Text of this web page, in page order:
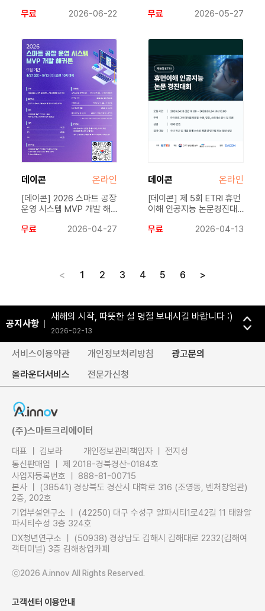
2026-06-22
무료
2026-05-27
무료
데이콘 온라인
[데이콘] 2026 스마트 공장
운영 시스템 MVP 개발 해
2026-04-27
무료
데이콘 온라인
[데이콘] 제 5회 ETRI 휴먼
이해 인공지능 논문경진대
2026-04-13
무료
< 1 2 3 4 5 6 >
공지사항
‘굿-Job.Ai’ 전면 개편 및 공식 런칭 안내
새해의 시작, 따뜻한 설 명절 보내시길 바랍니다 :)
2026-02-13
2026년, 병오년(丙午年) 새해 복 많이 받으세요!
행복하고 풍성한 추석 연휴 보내세요.
(주)스마트크리에이터
대표 ㅣ 김보라
개인정보관리책임자 ㅣ 전지성
통신판매업 ㅣ 제 2018-경북경산-0184호
사업자등록번호 ㅣ 888-81-00715
본사 ㅣ (38541) 경상북도 경산시 대학로 316 (조영동, 벤처창업관)
2층, 202호
기업부설연구소 ㅣ (42250) 대구 수성구 알파시티1로42길 11 태왕알
파시티수성 3층 324호
DX청년연구소 ㅣ (50938) 경상남도 김해시 김해대로 2232(김해여
객터미널) 3층 김해창업카페
ⓒ2026 A.innov All Rights Reserved.
서비스이용약관 개인정보처리방침
광고문의
올라운더서비스
전문가신청
고객센터 이용안내